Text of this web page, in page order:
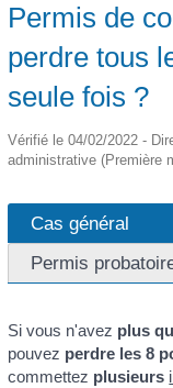
Permis de
perdre tous
seule fois ?
Vérifié le 04/02/2022 -
administrative (Première
Cas général
Permis
Si vous n'avez plus
pouvez perdre les 8
commettez plusieurs